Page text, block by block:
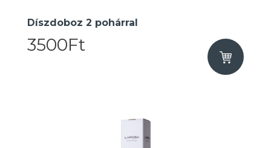
Díszdoboz 2 pohárral
3500Ft